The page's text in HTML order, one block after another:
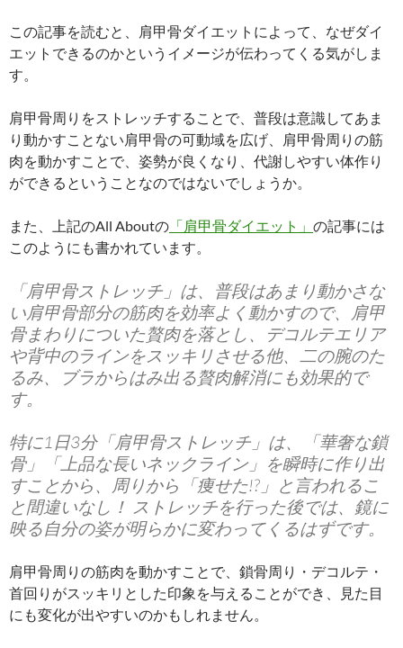
この記事を読むと、肩甲骨ダイエットによって、なぜダイ
エットできるのかというイメージが伝わってくる気がしま
す。
肩甲骨周りをストレッチすることで、普段は意識してあま
り動かすことない肩甲骨の可動域を広げ、肩甲骨周りの筋
肉を動かすことで、姿勢が良くなり、代謝しやすい体作り
ができるということなのではないでしょうか。
また、上記のAll Aboutの 「肩甲骨ダイエット」 の記事には
このようにも書かれています。
「肩甲骨ストレッチ」は、普段はあまり動かさな
い肩甲骨部分の筋肉を効率よく動かすので、肩甲
骨まわりについた贅肉を落とし、デコルテエリア
や背中のラインをスッキリさせる他、二の腕のた
るみ、ブラからはみ出る贅肉解消にも効果的で
す。
特に1日3分「肩甲骨ストレッチ」は、「華奢な鎖
骨」「上品な長いネックライン」を瞬時に作り出
すことから、周りから「痩せた!?」と言われるこ
と間違いなし！ ストレッチを行った後では、鏡に
映る自分の姿が明らかに変わってくるはずです。
肩甲骨周りの筋肉を動かすことで、鎖骨周り・デコルテ・
首回りがスッキリとした印象を与えることができ、見た目
にも変化が出やすいのかもしれません。